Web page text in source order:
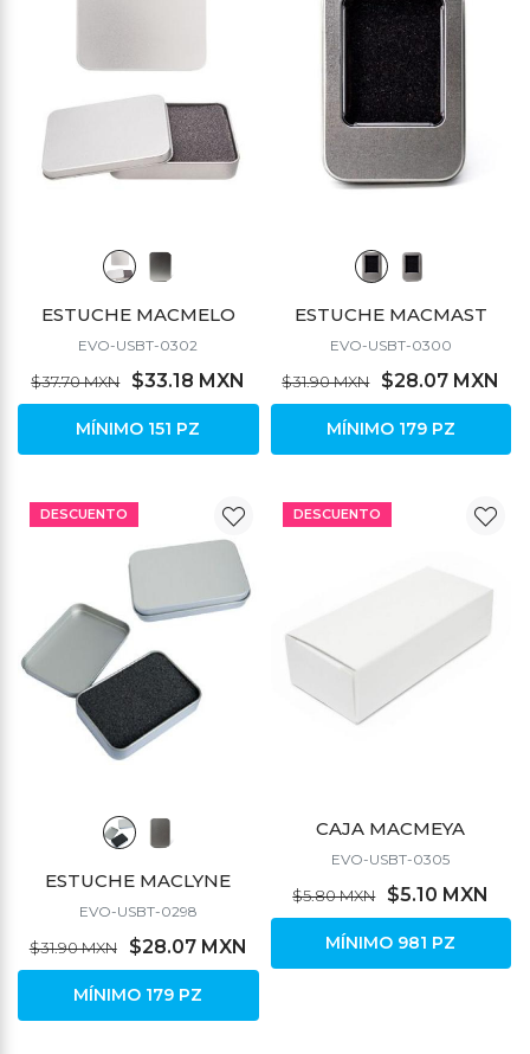
ESTUCHE MACMELO
EVO-USBT-0302
$37.70 MXN $33.18 MXN
MÍNIMO 151 PZ
ESTUCHE MACMAST
EVO-USBT-0300
$31.90 MXN $28.07 MXN
MÍNIMO 179 PZ
DESCUENTO
ESTUCHE MACLYNE
EVO-USBT-0298
$31.90 MXN $28.07 MXN
MÍNIMO 179 PZ
DESCUENTO
CAJA MACMEYA
EVO-USBT-0305
$5.80 MXN $5.10 MXN
MÍNIMO 981 PZ